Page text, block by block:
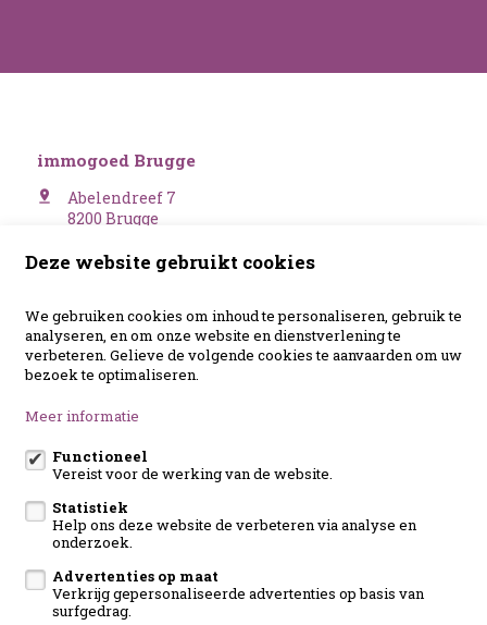
immogoed Brugge
Abelendreef 7
8200 Brugge
immogoed Bouillon
6830 Bouillon
Volg ons op:
eigenaarslogin
Te koop
Contact
Onze diensten Klanten aan het woord
Nieuws
Wijzig cookie voorkeuren
Deze website gebruikt cookies
We gebruiken cookies om inhoud te personaliseren, gebruik te
analyseren, en om onze website en dienstverlening te
verbeteren. Gelieve de volgende cookies te aanvaarden om uw
bezoek te optimaliseren.
Meer informatie
Functioneel
Vereist voor de werking van de website.
Statistiek
Help ons deze website de verbeteren via analyse en
onderzoek.
Advertenties op maat
Verkrijg gepersonaliseerde advertenties op basis van
surfgedrag.